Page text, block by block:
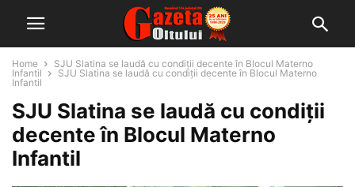
Home
SJU Slatina se laudă cu condiții decente în Blocul Materno
Infantil
SJU Slatina se laudă cu condiții decente în Blocul Materno
Infantil
SJU Slatina se laudă cu condiții
decente în Blocul Materno
Infantil